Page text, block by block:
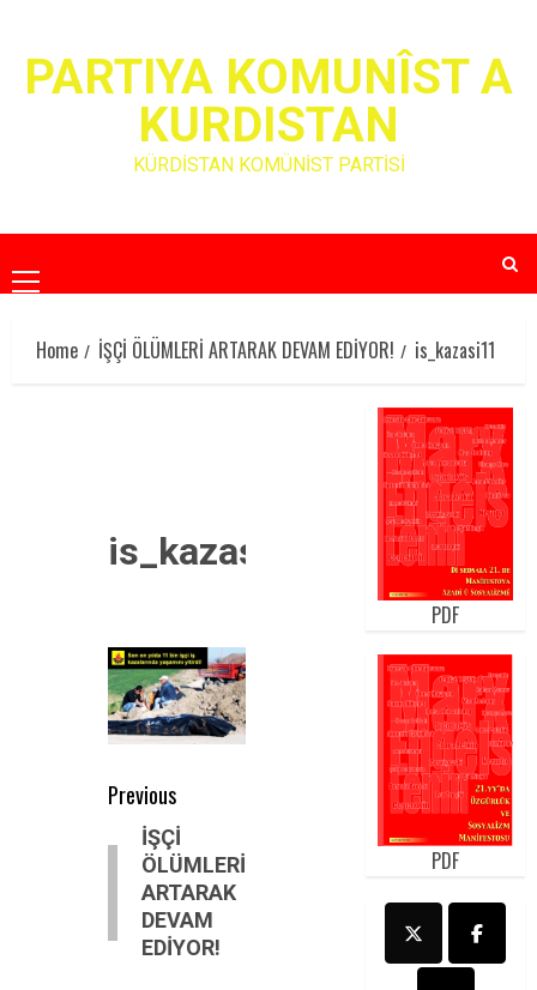
contentPARTIYA KOMUNÎST A
KURDISTAN
KÜRDİSTAN KOMÜNİST PARTİSİ
Primary
Menu
Home
İŞÇİ ÖLÜMLERİ ARTARAK DEVAM EDİYOR! is_kazasi11
is_kazasi11
Post
navigation
Previous
Previous
post:
İŞÇİ
ÖLÜMLERİ
ARTARAK
DEVAM
EDİYOR!
PDF
PDF